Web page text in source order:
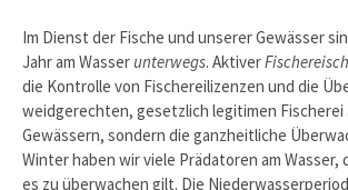
Im Dienst der Fische und unserer Gewässer
Jahr am Wasser unterwegs. Aktiver
die Kontrolle von Fischereilizenzen und die
weidgerechten, gesetzlich legitimen Fischerei
Gewässern, sondern die ganzheitliche
Winter haben wir viele Prädatoren am Wasser,
es zu überwachen gilt. Die